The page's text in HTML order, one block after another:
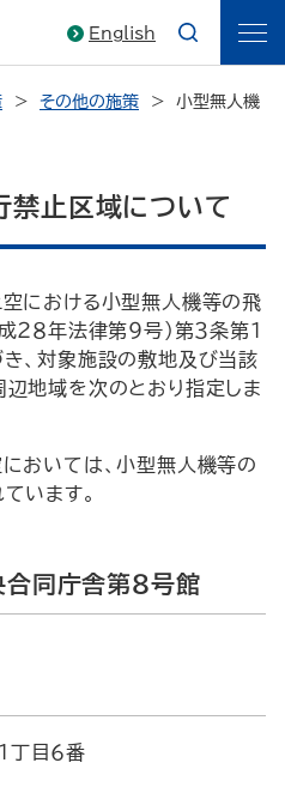
English
その他の施策
小型無人機
禁止区域について
における小型無人機等の飛
８年法律第９号）第３条第１
、対象施設の敷地及び当該
地域を次のとおり指定しま
おいては、小型無人機等の
います。
合同庁舎第８号館
丁目６番